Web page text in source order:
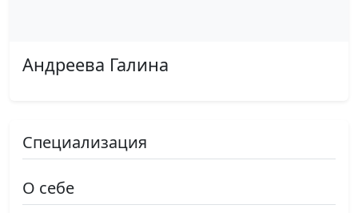
Андреева Галина
Специализация
О себе